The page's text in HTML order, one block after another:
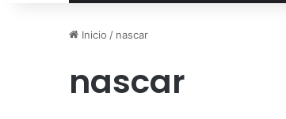
Inicio / nascar
nascar